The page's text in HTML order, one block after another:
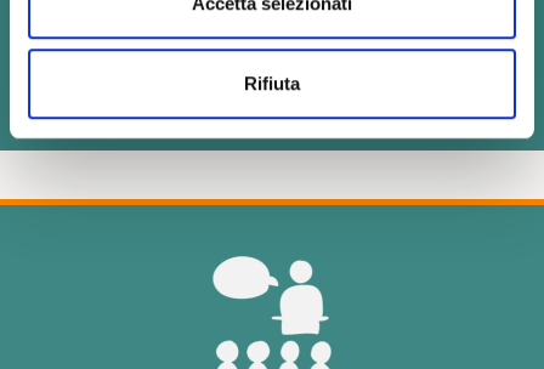
Rifiuta
SEDE:
Associazione Olos – Via Marsala, 28